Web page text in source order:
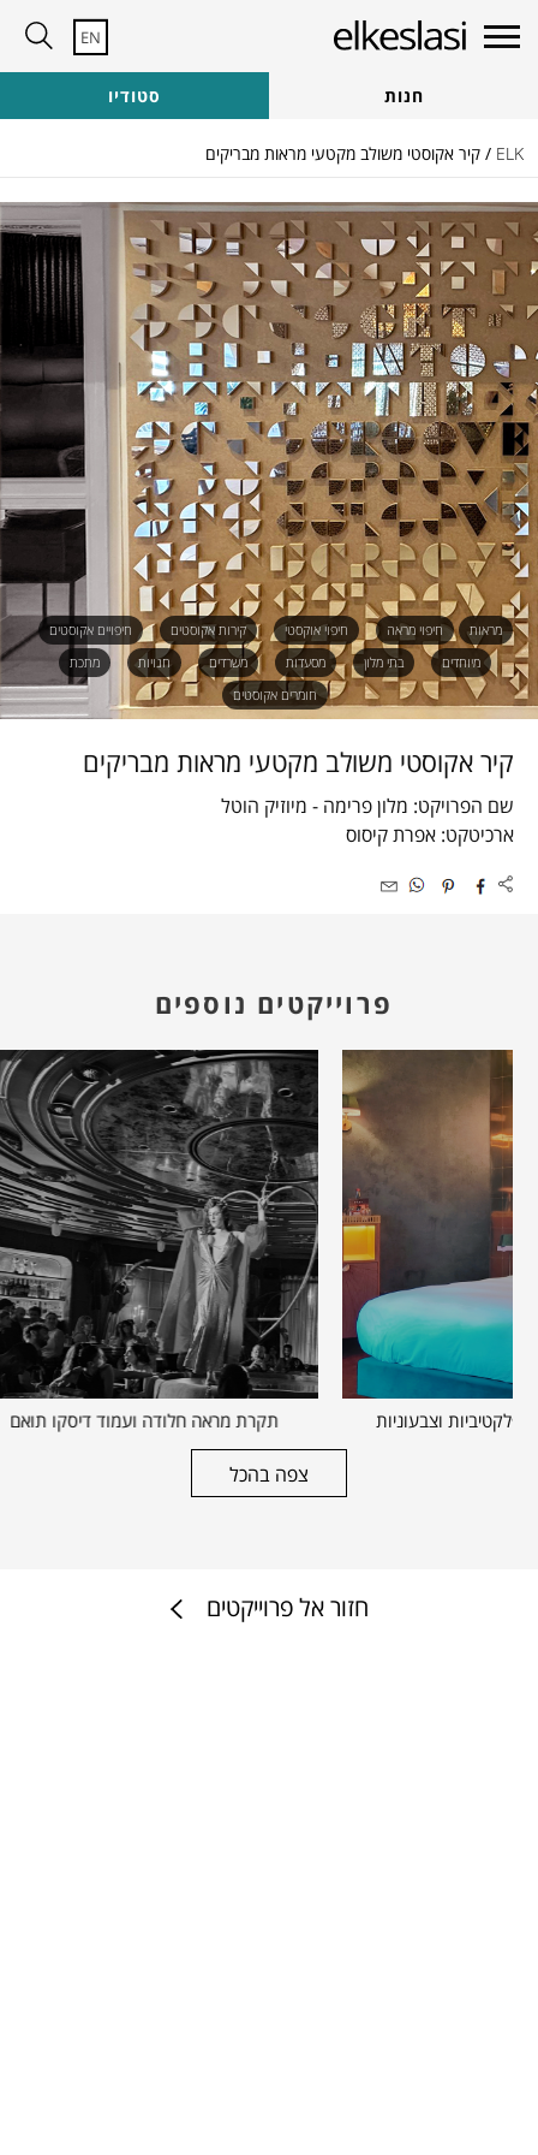
EN
סטודיו חנות
ELK / קיר אקוסטי משולב מקטעי מראות מבריקים
מראות חיפוי מראה חיפוי אוקסטי קירות אקוסטים
חיפויים אקוסטים
מיוחדים
בתי מלון מסעדות משרדים חנויות
מתכת
חומרים אקוסטים
קיר אקוסטי משולב מקטעי מראות מבריקים
שם הפרויקט: מלון פרימה - מיוזיק הוטל
ארכיטקט: אפרת קיסוס
פרוייקטים נוספים
תקרת מראה חיפוי קיר במראות רפלקטיביות וצבעוניות
צפה בהכל
חזור אל פרוייקטים
זקוקים לעזרה?
צרו קשר לייעוץ
צוות היועצים שלנו כאן כדי לעזור עם:
בקשות לדוגמא | בקשות להצעות מחיר | ייעוץ כללי
מעדיפים לדבר? התקשר אלינו08-8672844
איך אנחנו יכולים לעזור?
הירשמו לניוזלטר שלנו